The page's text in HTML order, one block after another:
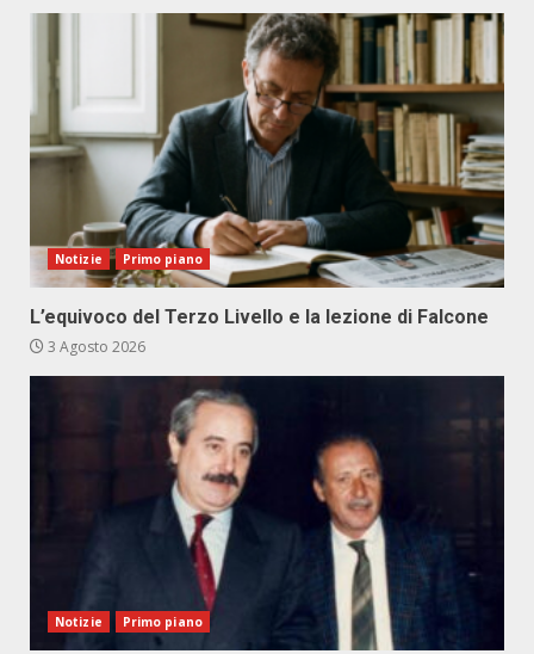
Notizie Primo piano
L’equivoco del Terzo Livello e la lezione di Falcone
3 Agosto 2026
Notizie Primo piano